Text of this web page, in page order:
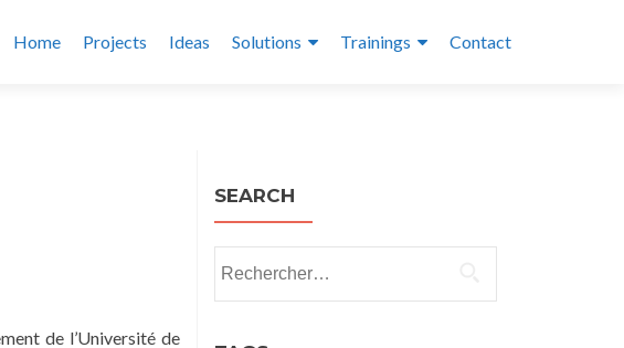
Home Projects Ideas Solutions Trainings Contact
de l’Université de
SEARCH